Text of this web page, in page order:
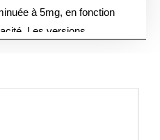
à 5mg, en fonction
Les versions
10mg (Cialis générique)